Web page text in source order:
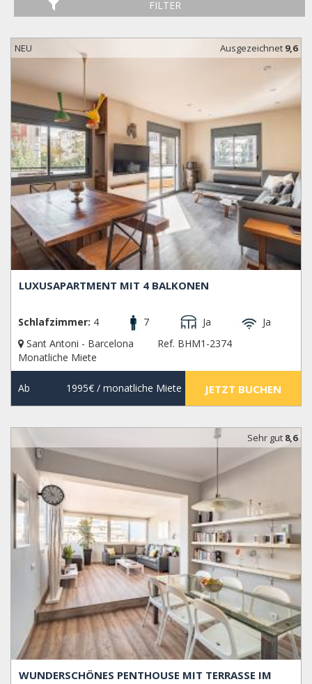
FILTER
NEU Ausgezeichnet 9,6
LUXUSAPARTMENT MIT 4 BALKONEN
Schlafzimmer: 4 7 Ja
Ja
Sant Antoni - Barcelona
Ref. BHM1-2374
Monatliche Miete
Ab 1995€/ monatliche Miete JETZT BUCHEN
Sehr gut 8,6
WUNDERSCHÖNES PENTHOUSE MIT TERRASSE IM